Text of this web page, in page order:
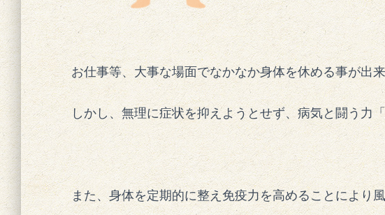
お仕事等、大事な場面でなかなか身体を休める事が出
しかし、無理に症状を抑えようとせず、病気と闘う力
また、身体を定期的に整え免疫力を高めることにより